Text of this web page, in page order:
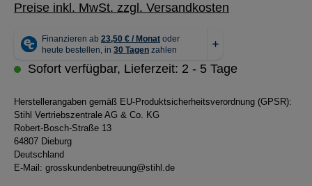
Preise inkl. MwSt. zzgl. Versandkosten
Sofort verfügbar, Lieferzeit: 2 - 5 Tage
Herstellerangaben gemäß EU-Produktsicherheitsverordnung (GPSR):
Stihl Vertriebszentrale AG & Co. KG
Robert-Bosch-Straße 13
64807 Dieburg
Deutschland
E-Mail: grosskundenbetreuung@stihl.de